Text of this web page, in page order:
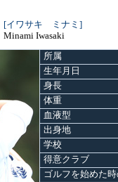
[イワサキ ミナミ]
Minami Iwasaki
所属
生年月日
身長
体重
血液型
出身地
学校
得意クラブ
ゴルフを始めた